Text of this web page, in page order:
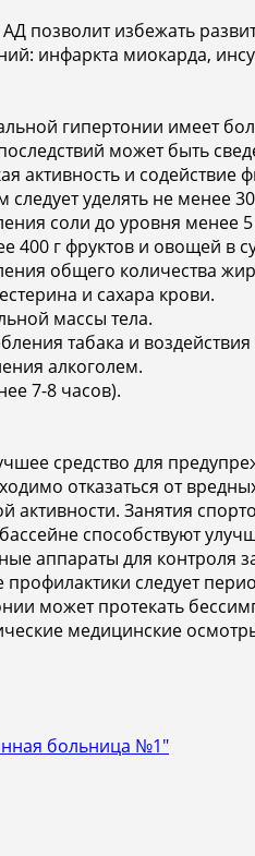
позволит избежать
инфаркта миокарда,
гипертонии имеет
может быть
активность и
следует уделять не менее
соли до уровня менее 5
400 г фруктов и овощей в
общего количества
и сахара крови.
массы тела.
табака и
алкоголем.
7-8 часов).
средство для
отказаться от
Занятия
способствуют
аппараты для контроля
следует
может протекать
медицинские
больница №1"